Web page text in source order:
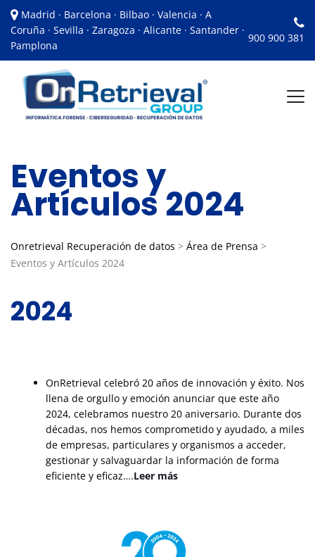
Madrid · Barcelona · Bilbao · Valencia · A
Coruña · Sevilla · Zaragoza · Alicante · Santander ·
Pamplona
900 900 381
Eventos y
Artículos 2024
Onretrieval Recuperación de datos > Área de Prensa >
Eventos y Artículos 2024
2024
OnRetrieval celebró 20 años de innovación y éxito. Nos
llena de orgullo y emoción anunciar que este año
2024, celebramos nuestro 20 aniversario. Durante dos
décadas, nos hemos comprometido y ayudado, a miles
de empresas, particulares y organismos a acceder,
gestionar y salvaguardar la información de forma
eficiente y eficaz….Leer más